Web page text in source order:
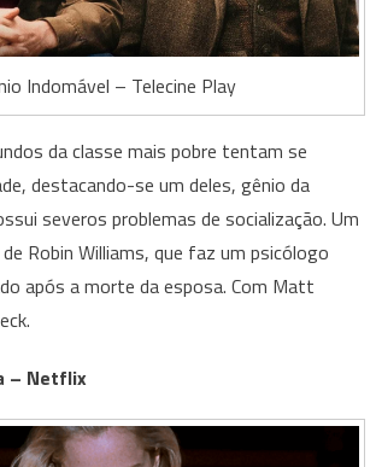
Indomável – Telecine Play
da classe mais pobre tentam se
destacando-se um deles, gênio da
severos problemas de socialização. Um
Robin Williams, que faz um psicólogo
após a morte da esposa. Com Matt
– Netflix